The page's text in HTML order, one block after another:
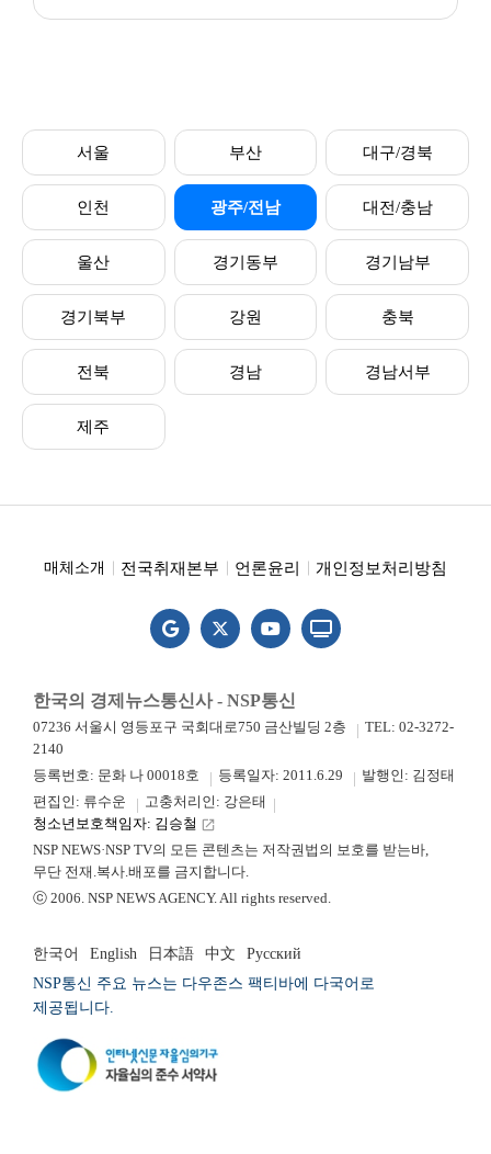
서울 부산 대구/경북
인천 광주/전남 대전/충남
울산 경기동부 경기남부
경기북부 강원 충북
전북 경남 경남서부
제주
매체소개 전국취재본부 언론윤리 개인정보처리방침
한국의 경제뉴스통신사 - NSP통신
07236 서울시 영등포구 국회대로750 금산빌딩 2층
TEL: 02-3272-
2140
등록번호: 문화 나 00018호
등록일자: 2011.6.29
발행인: 김정태
편집인: 류수운
고충처리인: 강은태
청소년보호책임자: 김승철 launch
NSP NEWS·NSP TV의 모든 콘텐츠는 저작권법의 보호를 받는바,
무단 전재.복사.배포를 금지합니다.
ⓒ 2006. NSP NEWS AGENCY. All rights reserved.
한국어 English 日本語 中文
Русский
NSP통신 주요 뉴스는 다우존스 팩티바에 다국어로
제공됩니다.